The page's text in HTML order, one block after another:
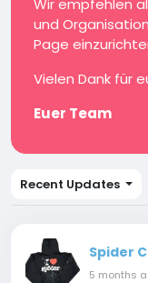
Wir empfehlen
und
Page
Vielen Dank für
Euer Team
Recent Updates
Spider
5 months